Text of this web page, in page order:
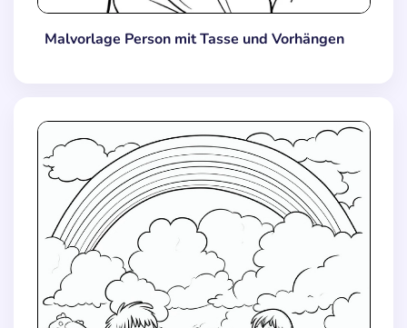
Malvorlage Person mit Tasse und Vorhängen